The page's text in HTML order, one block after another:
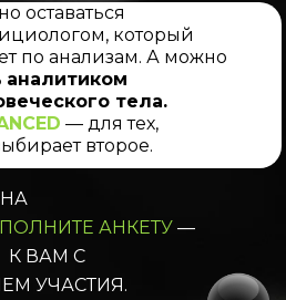
оставаться
который
по анализам. А можно
аналитиком
тела.
— для тех,
второе.
АНКЕТУ —
ВАМ С
УЧАСТИЯ.